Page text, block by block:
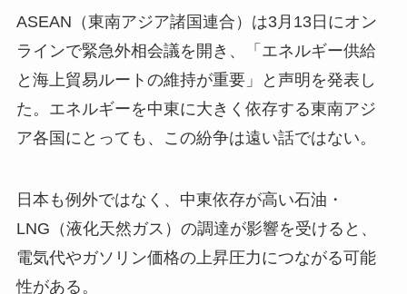
ASEAN（東南アジア諸国連合）は3月13日にオン
ラインで緊急外相会議を開き、「エネルギー供給
と海上貿易ルートの維持が重要」と声明を発表し
た。エネルギーを中東に大きく依存する東南アジ
ア各国にとっても、この紛争は遠い話ではない。
日本も例外ではなく、中東依存が高い石油・
LNG（液化天然ガス）の調達が影響を受けると、
電気代やガソリン価格の上昇圧力につながる可能
性がある。